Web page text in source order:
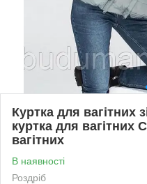
Куртка для вагітних
куртка для вагітних
вагітних
В наявності
Роздріб